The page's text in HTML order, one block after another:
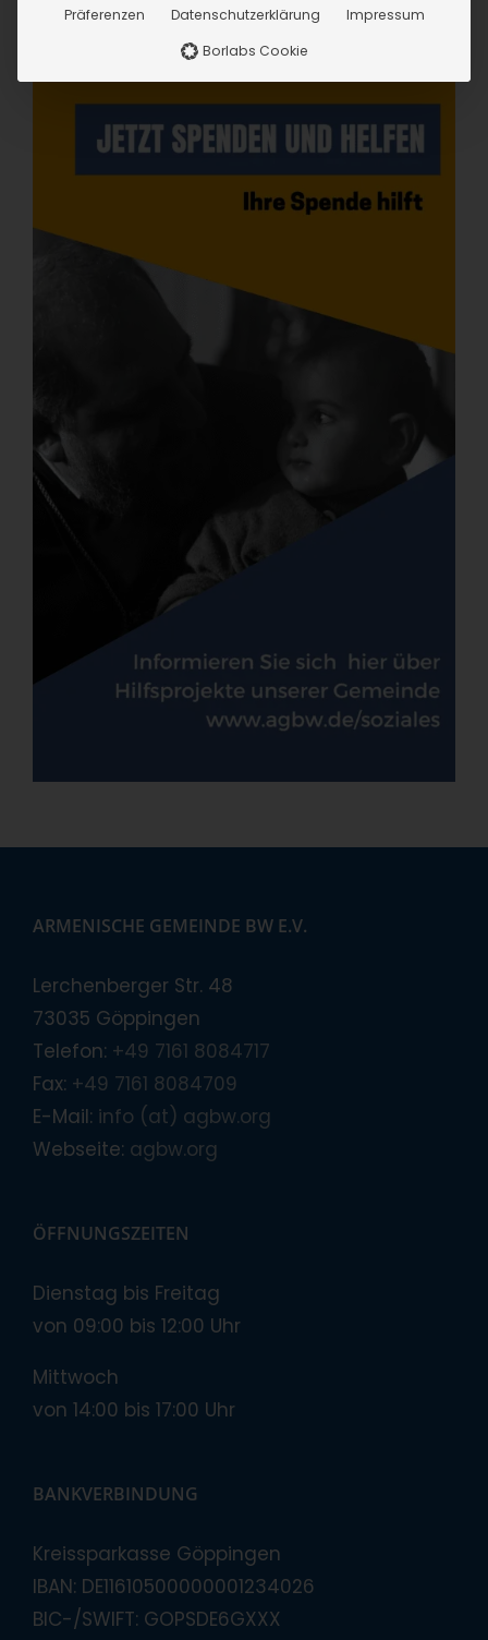
ARMENISCHE GEMEINDE BW E.V.
Lerchenberger Str. 48
73035 Göppingen
Telefon: +49 7161 8084717
Fax: +49 7161 8084709
E-Mail: info (at) agbw.org
Webseite: agbw.org
ÖFFNUNGSZEITEN
Dienstag bis Freitag
von 09:00 bis 12:00 Uhr
Mittwoch
von 14:00 bis 17:00 Uhr
BANKVERBINDUNG
Kreissparkasse Göppingen
IBAN: DE11610500000001234026
BIC-/SWIFT: GOPSDE6GXXX
Präferenzen Datenschutzerklärung
Impressum
Borlabs Cookie